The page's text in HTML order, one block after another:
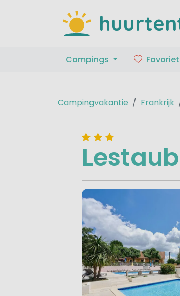
Campings
Campingvakantie Frankrijk